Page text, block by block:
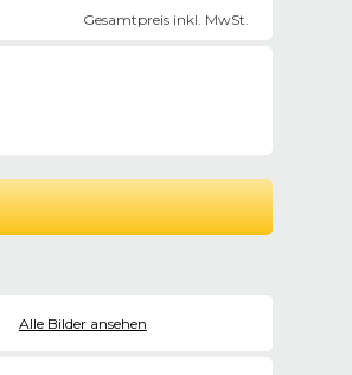
Gesamtpreis inkl. MwSt.
Alle Bilder ansehen